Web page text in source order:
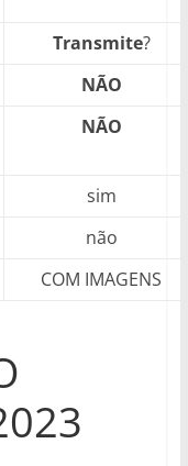
Transmite?
NÃO
NÃO
sim
não
COM IMAGENS